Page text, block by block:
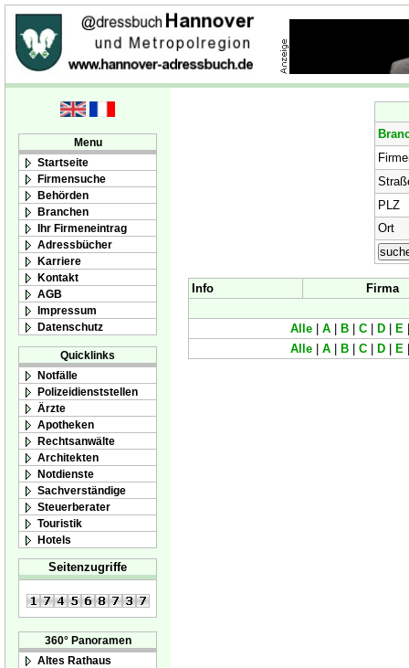
Menu
Startseite
Firmensuche
Behörden
Branchen
Ihr Firmeneintrag
Adressbücher
Karriere
Kontakt
AGB
Impressum
Datenschutz
Quicklinks
Notfälle
Polizeidienststellen
Ärzte
Apotheken
Rechtsanwälte
Architekten
Notdienste
Sachverständige
Steuerberater
Touristik
Hotels
Seitenzugriffe
360° Panoramen
Altes Rathaus
PLZ
Ort
Info Firma
Alle A B C D E
Alle
A B C D E